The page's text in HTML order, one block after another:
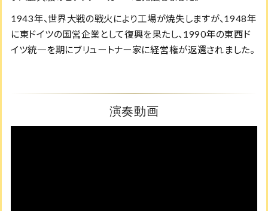
1943年、世界大戦の戦火により工場が焼失しますが、1948年
に東ドイツの国営企業として復興を果たし、1990年の東西ド
イツ統一を期にブリュートナー家に経営権が返還されました。
演奏動画